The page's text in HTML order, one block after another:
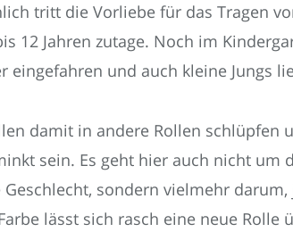
tritt die Vorliebe für das Tragen
12 Jahren zutage. Noch im
eingefahren und auch kleine Jungs
damit in andere Rollen schlüpfen
sein. Es geht hier auch nicht um
Geschlecht, sondern vielmehr
lässt sich rasch eine neue Rolle